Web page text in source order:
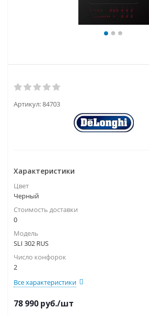
Артикул:84703
Характеристики
Цвет
Черный
Стоимость доставки
0
Модель
SLI 302 RUS
Число конфорок
2
Все характеристики
78 990 руб./шт